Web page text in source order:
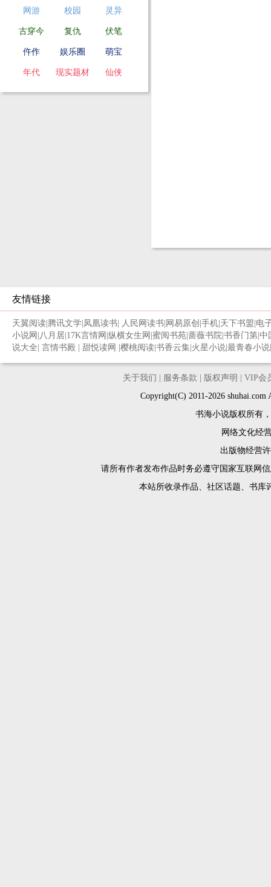
网游 校园 灵异
古穿今 复仇 伏笔
仵作 娱乐圈 萌宝
年代 现实题材 仙侠
友情链接
天翼阅读 腾讯文学 凤凰读书 人民网读书 网易原创 手机 天下书盟 电
小说网 八月居 17K言情网 纵横女生网 蜜阅书苑 蔷薇书院 书香门第 中
说大全 言情书殿 甜悦读网 樱桃阅读 书香云集 火星小说 最青春小
关于我们 服务条款 版权声明
VIP会
Copyright(C) 2011-2026
书海小说版权所有
网络文化经
出版物经营
请所有作者发布作品时务必遵守国家互联网
本站所收录作品、社区话题、书库